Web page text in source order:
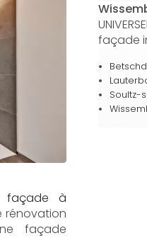
façade à
rénovation
façade
façade
Soultz-